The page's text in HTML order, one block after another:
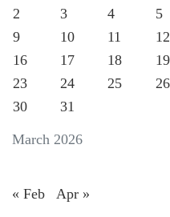
March 2026
2
3 4 5
9
10 11 12
16
17 18 19
23
24 25 26
30
31
« Feb Apr »